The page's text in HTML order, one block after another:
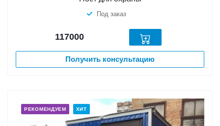
Под заказ
117000
Получить консультацию
РЕКОМЕНДУЕМ ХИТ